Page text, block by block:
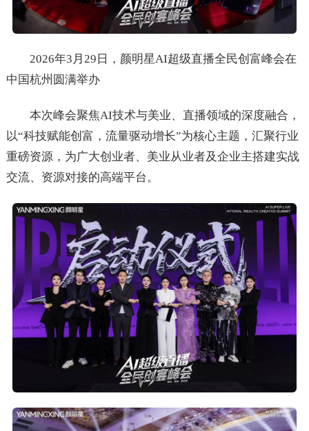
2026年3月29日，颜明星AI超级直播全民创富峰会在
中国杭州圆满举办
本次峰会聚焦AI技术与美业、直播领域的深度融合，
以“科技赋能创富，流量驱动增长”为核心主题，汇聚行业
重磅资源，为广大创业者、美业从业者及企业主搭建实战
交流、资源对接的高端平台。